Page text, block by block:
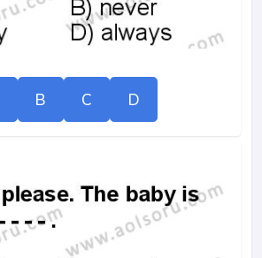
B C D